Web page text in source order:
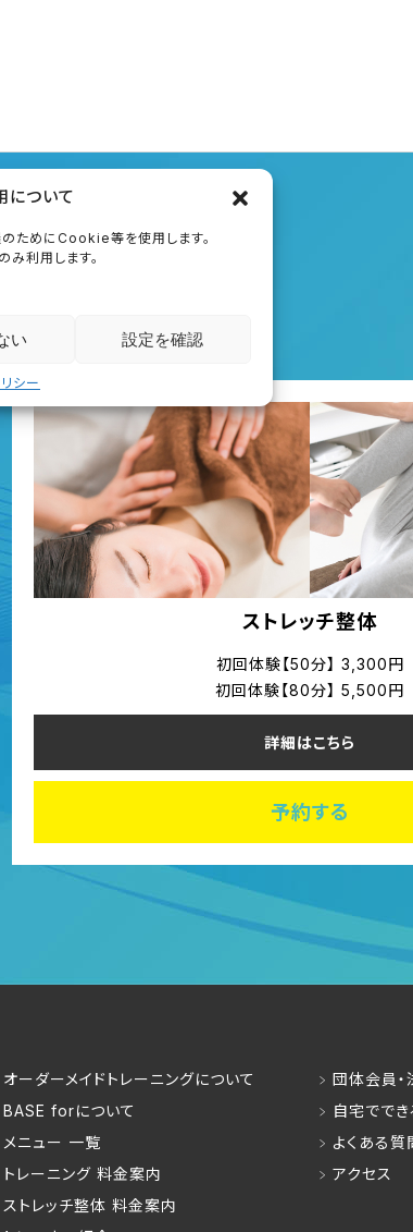
ついて
ためにCookie等を使用します。
利用します。
い 設定を確認
シー
ストレッチ整体
初回体験【50分】 3,300円
初回体験【80分】 5,500円
詳細はこちら
予約する
オーダーメイドトレーニングについて
BASE forについて
メニュー 一覧
トレーニング 料金案内
ストレッチ整体 料金案内
団体会員
自宅でで
よくある質
アクセス